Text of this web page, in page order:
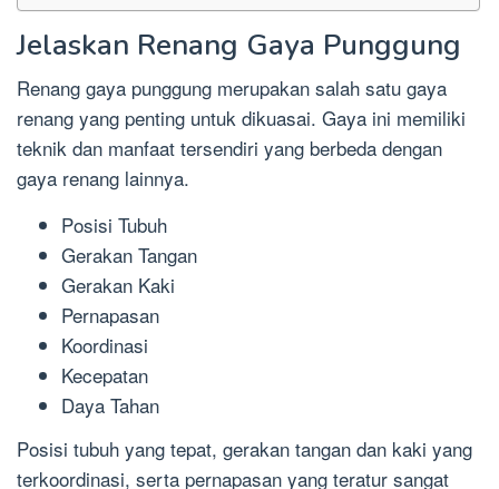
Jelaskan Renang Gaya Punggung
Renang gaya punggung merupakan salah satu gaya
renang yang penting untuk dikuasai. Gaya ini memiliki
teknik dan manfaat tersendiri yang berbeda dengan
gaya renang lainnya.
Posisi Tubuh
Gerakan Tangan
Gerakan Kaki
Pernapasan
Koordinasi
Kecepatan
Daya Tahan
Posisi tubuh yang tepat, gerakan tangan dan kaki yang
terkoordinasi, serta pernapasan yang teratur sangat